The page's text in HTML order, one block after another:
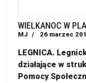
WIELKANOC W
MJ 26 marzec
LEGNICA.
działające w
Pomocy